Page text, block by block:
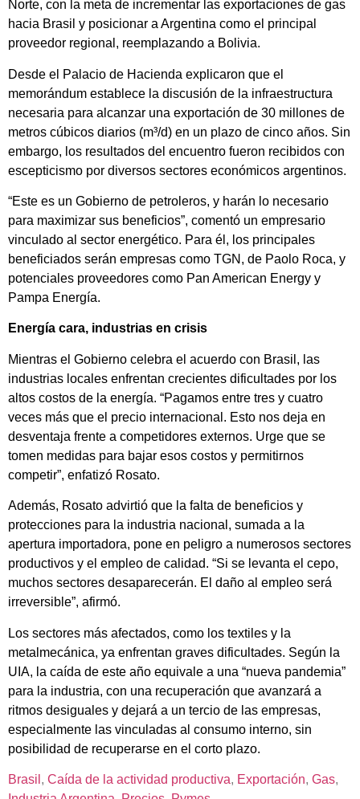
Norte, con la meta de incrementar las exportaciones de gas
hacia Brasil y posicionar a Argentina como el principal
proveedor regional, reemplazando a Bolivia.
Desde el Palacio de Hacienda explicaron que el
memorándum establece la discusión de la infraestructura
necesaria para alcanzar una exportación de 30 millones de
metros cúbicos diarios (m³/d) en un plazo de cinco años. Sin
embargo, los resultados del encuentro fueron recibidos con
escepticismo por diversos sectores económicos argentinos.
“Este es un Gobierno de petroleros, y harán lo necesario
para maximizar sus beneficios”, comentó un empresario
vinculado al sector energético. Para él, los principales
beneficiados serán empresas como TGN, de Paolo Roca, y
potenciales proveedores como Pan American Energy y
Pampa Energía.
Energía cara, industrias en crisis
Mientras el Gobierno celebra el acuerdo con Brasil, las
industrias locales enfrentan crecientes dificultades por los
altos costos de la energía. “Pagamos entre tres y cuatro
veces más que el precio internacional. Esto nos deja en
desventaja frente a competidores externos. Urge que se
tomen medidas para bajar esos costos y permitirnos
competir”, enfatizó Rosato.
Además, Rosato advirtió que la falta de beneficios y
protecciones para la industria nacional, sumada a la
apertura importadora, pone en peligro a numerosos sectores
productivos y el empleo de calidad. “Si se levanta el cepo,
muchos sectores desaparecerán. El daño al empleo será
irreversible”, afirmó.
Los sectores más afectados, como los textiles y la
metalmecánica, ya enfrentan graves dificultades. Según la
UIA, la caída de este año equivale a una “nueva pandemia”
para la industria, con una recuperación que avanzará a
ritmos desiguales y dejará a un tercio de las empresas,
especialmente las vinculadas al consumo interno, sin
posibilidad de recuperarse en el corto plazo.
Brasil , Caída de la actividad productiva, Exportación, Gas